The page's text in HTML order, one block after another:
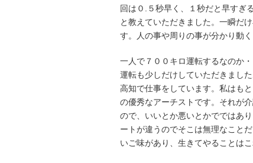
回は０.５秒早く、１秒だと早すぎ
と教えていただきました。一瞬だ
す。人の事や周りの事が分かり動
一人で７００キロ運転するなのか
運転も少しだけしていただきまし
高知で仕事をしています。私はも
の優秀なアーチストです。それが
ので、いいとか悪いとかでではあ
ートが違うのでそこは無理なこと
いご味があり、生きてやることはこ